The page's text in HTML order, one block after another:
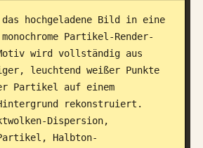
das hochgeladene Bild in eine
Partikel-Render-
wird vollständig aus
leuchtend weißer Punkte
Partikel auf einem
rekonstruiert.
Dispersion,
Halbton-